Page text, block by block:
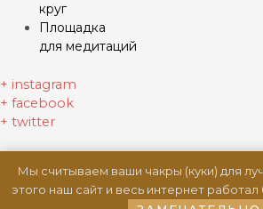
круг
Площадка
для медитаций
+ instagram
+ facebook
+ twitter
Мы считываем ваши чакры (куки) для
этого наш сайт и весь интернет